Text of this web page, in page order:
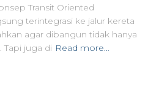
Transit Oriented
terintegrasi ke jalur kereta
agar dibangun tidak hanya
Tapi juga di Read more…